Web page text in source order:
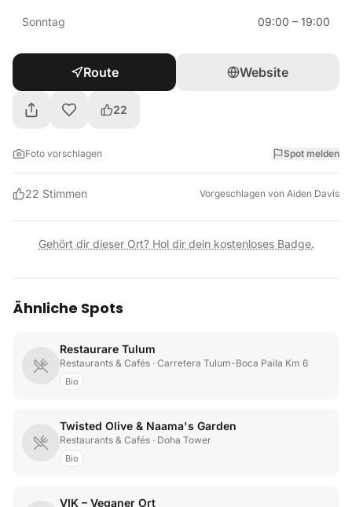
Sonntag 09:00 – 19:00
Route Website
22
Foto vorschlagen Spot melden
22 Stimmen Vorgeschlagen von Aiden Davis
Gehört dir dieser Ort? Hol dir dein kostenloses Badge.
Ähnliche Spots
Restaurare Tulum
Restaurants & Cafés · Carretera Tulum-Boca Paila Km 6
Bio
Twisted Olive & Naama's Garden
Restaurants & Cafés · Doha Tower
Bio
VIK – Veganer Ort